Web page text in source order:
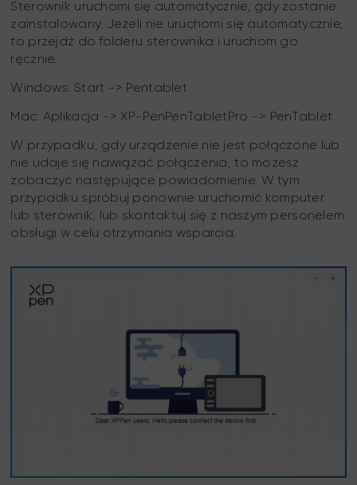
Sterownik uruchomi się automatycznie, gdy zostanie
zainstalowany. Jeżeli nie uruchomi się automatycznie,
to przejdź do folderu sterownika i uruchom go
ręcznie.
Windows: Start -> Pentablet
Mac: Aplikacja -> XP-PenPenTabletPro -> PenTablet
W przypadku, gdy urządzenie nie jest połączone lub
nie udaje się nawiązać połączenia, to możesz
zobaczyć następujące powiadomienie. W tym
przypadku spróbuj ponownie uruchomić komputer
lub sterownik, lub skontaktuj się z naszym personelem
obsługi w celu otrzymania wsparcia.